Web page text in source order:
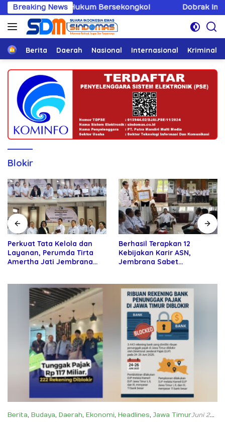
Langsung
ke
konten
Breaking News
Hukum Bersekongkol Dobrak Imunitas Elit,
HomeBerita Daerah Nasional Internasional Kriminal
Blokir
Perkuat Tata Kelola dan
Layanan, Perumda Tirta
Amertha Jati Jembrana
Berhasil Terapkan 12
Kebijakan Karir ASN,
Jembrana Sabet
Berita, Budaya, Daerah, Ekonomi, Headlines, Jawa TimurJuni 29,